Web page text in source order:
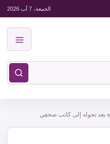
الجمعة، 7 آب 2026
بعد تحوله إلى كاتب صحفي